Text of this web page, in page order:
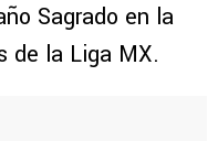
Sagrado en la
de la Liga MX.